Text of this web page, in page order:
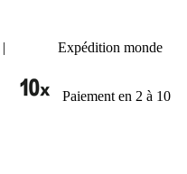
| Expédition monde
Paiement en 2 à 10